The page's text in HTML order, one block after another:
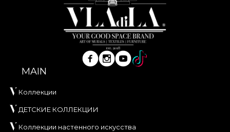
MAIN
Коллекции
ДЕТСКИЕ КОЛЛЕКЦИИ
Коллекции настенного искусства